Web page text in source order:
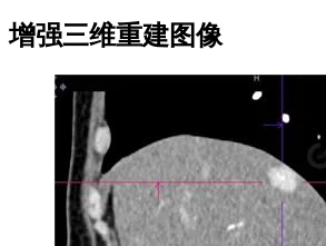
增强三维重建图像